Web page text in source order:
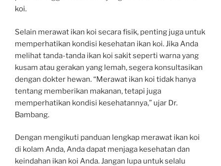
koi.
Selain merawat ikan koi secara fisik, penting juga untuk
memperhatikan kondisi kesehatan ikan koi. Jika Anda
melihat tanda-tanda ikan koi sakit seperti warna yang
kusam atau gerakan yang lemah, segera konsultasikan
dengan dokter hewan. “Merawat ikan koi tidak hanya
tentang memberikan makanan, tetapi juga
memperhatikan kondisi kesehatannya,” ujar Dr.
Bambang.
Dengan mengikuti panduan lengkap merawat ikan koi
di kolam Anda, Anda dapat menjaga kesehatan dan
keindahan ikan koi Anda. Jangan lupa untuk selalu